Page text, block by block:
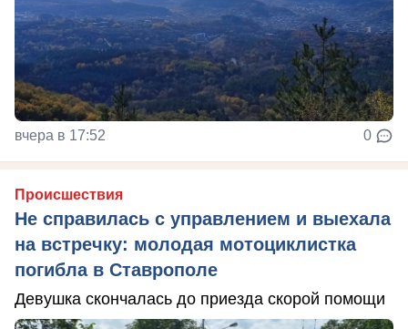
вчера в 17:52 0
Происшествия
Не справилась с управлением и выехала
на встречку: молодая мотоциклистка
погибла в Ставрополе
Девушка скончалась до приезда скорой помощи